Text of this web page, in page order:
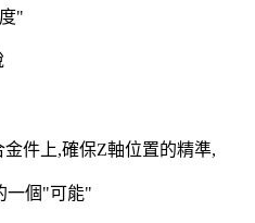
"
件上,確保Z軸位置的精準,
一個"可能"